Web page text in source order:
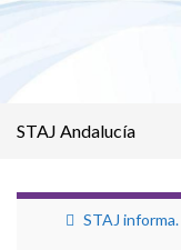
STAJ Andalucía
STAJ